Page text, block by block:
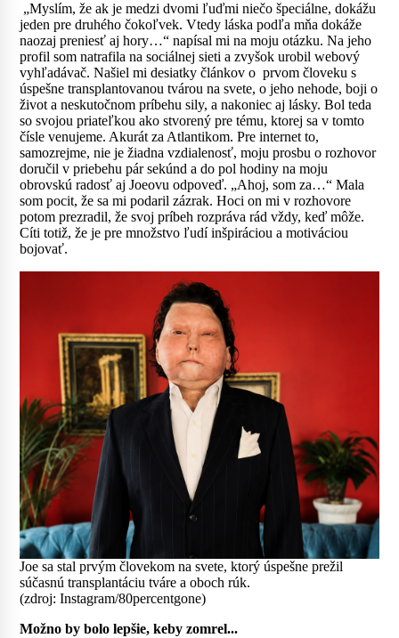
„Myslím, že ak je medzi dvomi ľuďmi niečo špeciálne, dokážu
jeden pre druhého čokoľvek. Vtedy láska podľa mňa dokáže
naozaj preniesť aj hory…“ napísal mi na moju otázku. Na jeho
profil som natrafila na sociálnej sieti a zvyšok urobil webový
vyhľadávač. Našiel mi desiatky článkov o prvom človeku s
úspešne transplantovanou tvárou na svete, o jeho nehode, boji o
život a neskutočnom príbehu sily, a nakoniec aj lásky. Bol teda
so svojou priateľkou ako stvorený pre tému, ktorej sa v tomto
čísle venujeme. Akurát za Atlantikom. Pre internet to,
samozrejme, nie je žiadna vzdialenosť, moju prosbu o rozhovor
doručil v priebehu pár sekúnd a do pol hodiny na moju
obrovskú radosť aj Joeovu odpoveď. „Ahoj, som za…“ Mala
som pocit, že sa mi podaril zázrak. Hoci on mi v rozhovore
potom prezradil, že svoj príbeh rozpráva rád vždy, keď môže.
Cíti totiž, že je pre množstvo ľudí inšpiráciou a motiváciou
bojovať.
Joe sa stal prvým človekom na svete, ktorý úspešne prežil
súčasnú transplantáciu tváre a oboch rúk.
(zdroj: Instagram/80percentgone)
Možno by bolo lepšie, keby zomrel...